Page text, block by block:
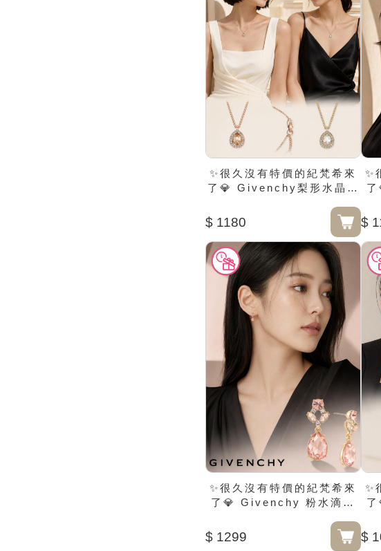
✨很久沒有特價的紀梵希來
了💎 Givenchy梨形水晶吊
$ 1180
✨
$
✨很久沒有特價的紀梵希來
了💎 Givenchy 粉水滴混
$ 1299
✨
$